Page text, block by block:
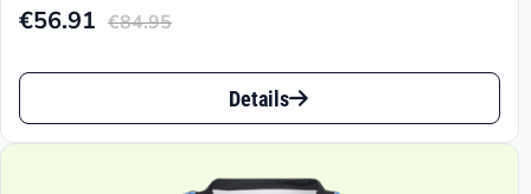
€84.95
Ursprünglicher
Preis
€84.95
€56.91
Aktueller
Preis
€56.91.
Dieses
Produkt
Details